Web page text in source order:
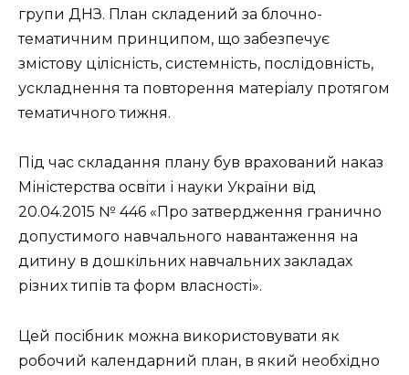
групи ДНЗ. План складений за блочно-
тематичним принципом, що забезпечує
змістову цілісність, системність, послідовність,
ускладнення та повторення матеріалу протягом
тематичного тижня.
Під час складання плану був врахований наказ
Міністерства освіти і науки України від
20.04.2015 № 446 «Про затвердження гранично
допустимого навчального навантаження на
дитину в дошкільних навчальних закладах
різних типів та форм власності».
Цей посібник можна використовувати як
робочий календарний план, в який необхідно